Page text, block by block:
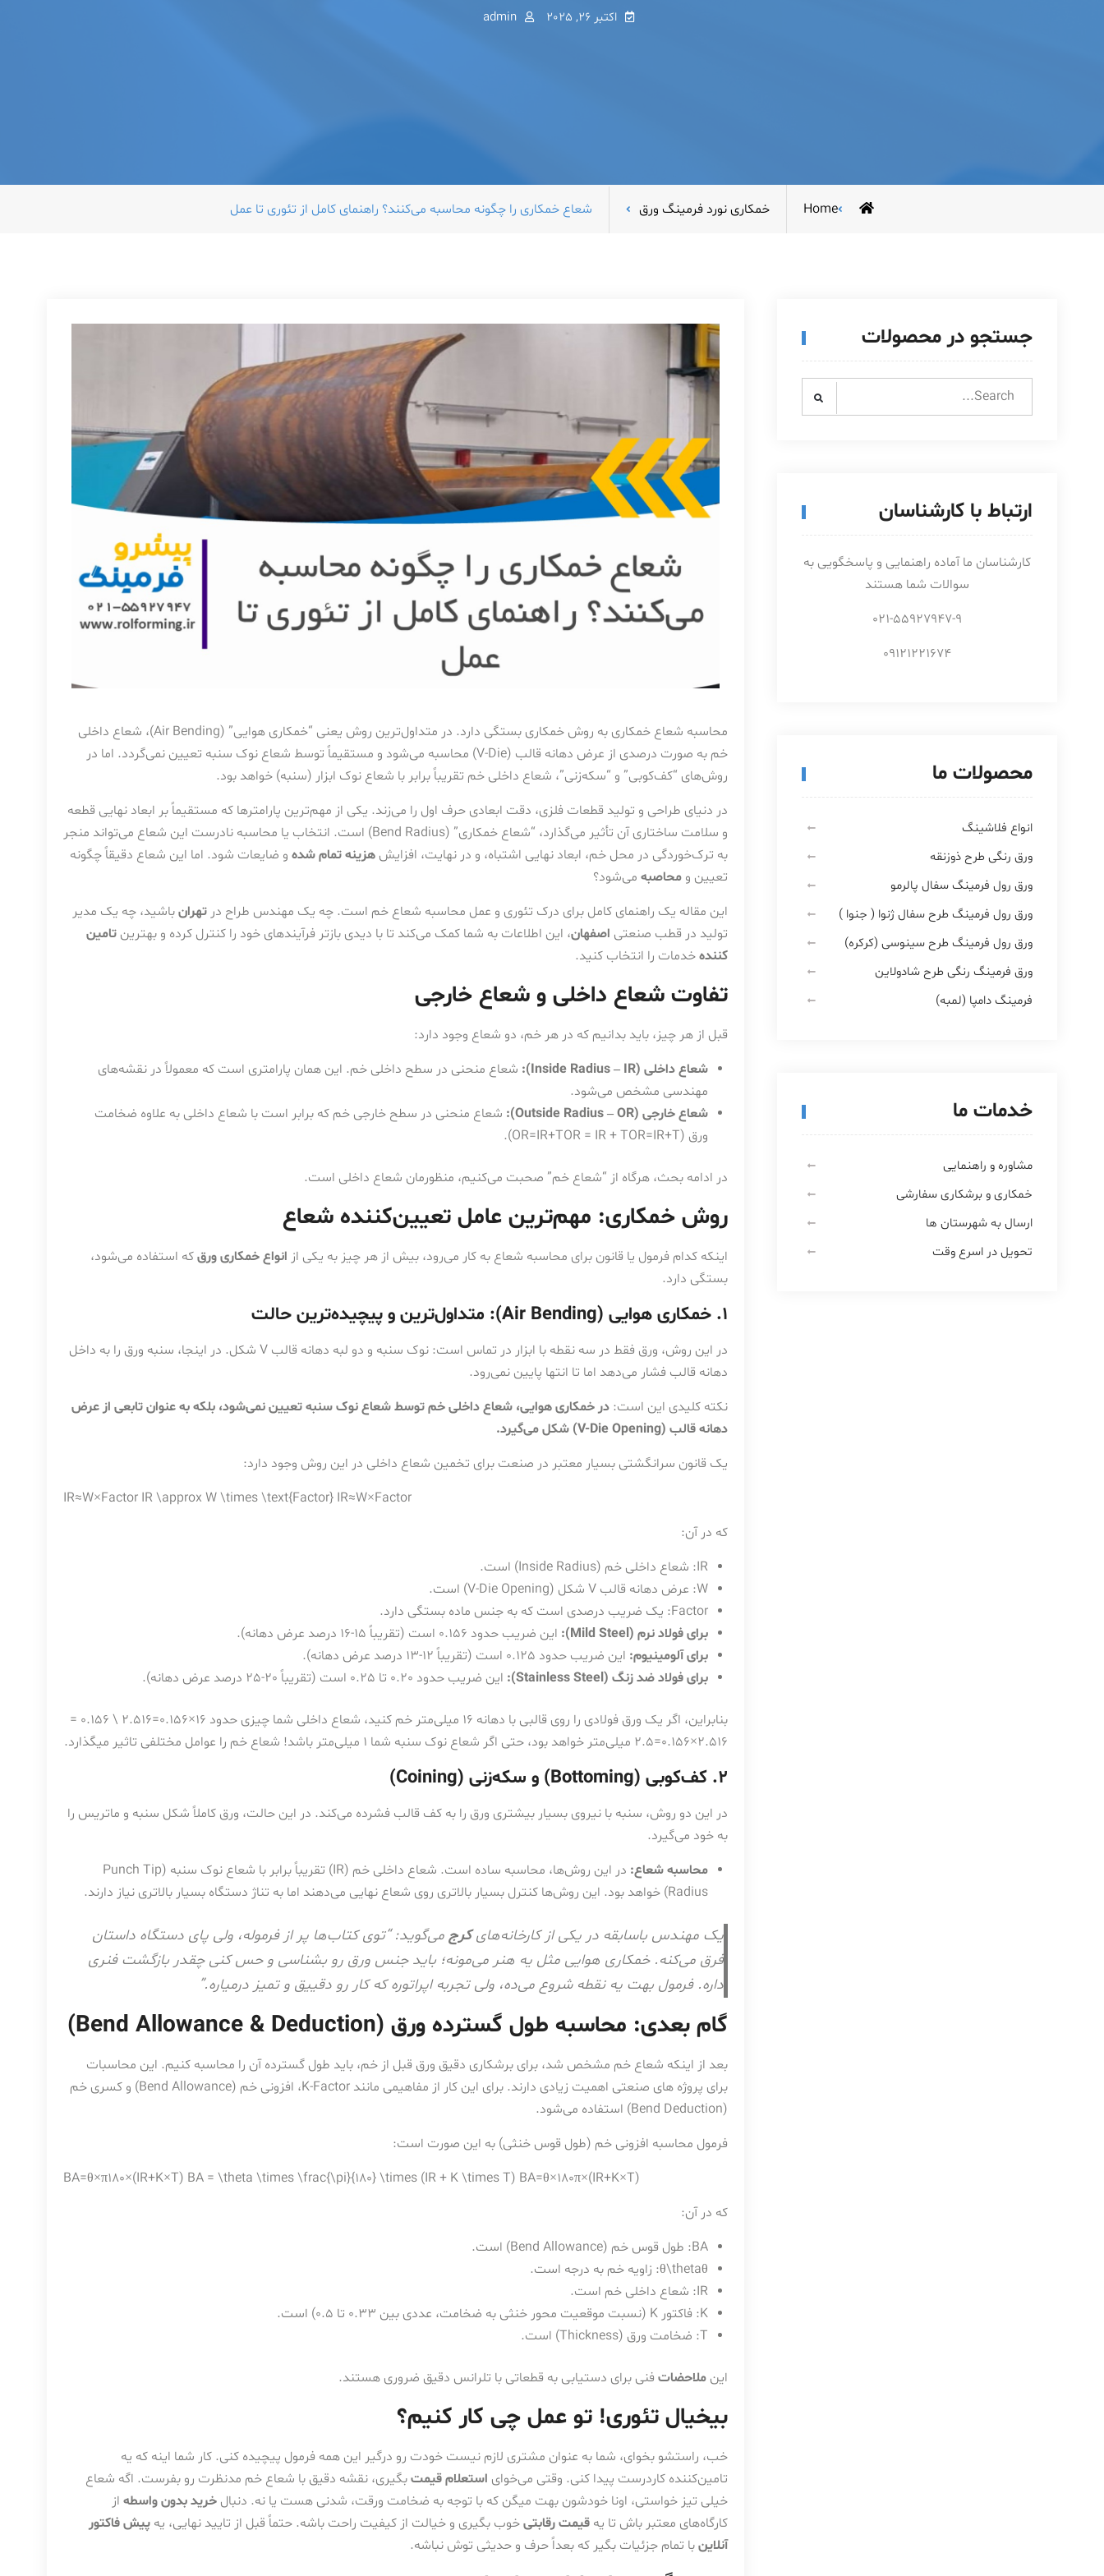
اکتبر 26, 2025 admin
Home خمکاری نورد فرمینگ ورق شعاع خمکاری را چگونه محاسبه می‌کنند؟ راهنمای کامل از تئوری تا عمل
محاسبه شعاع خمکاری به روش خمکاری بستگی دارد. در متداول‌ترین روش یعنی “خمکاری هوایی” (Air Bending)، شعاع داخلی
خم به صورت درصدی از عرض دهانه قالب (V-Die) محاسبه می‌شود و مستقیماً توسط شعاع نوک سنبه تعیین نمی‌گردد. اما در
روش‌های “کف‌کوبی” و “سکه‌زنی”، شعاع داخلی خم تقریباً برابر با شعاع نوک ابزار (سنبه) خواهد بود.
در دنیای طراحی و تولید قطعات فلزی، دقت ابعادی حرف اول را می‌زند. یکی از مهم‌ترین پارامترها که مستقیماً بر ابعاد نهایی قطعه
و سلامت ساختاری آن تأثیر می‌گذارد، “شعاع خمکاری” (Bend Radius) است. انتخاب یا محاسبه نادرست این شعاع می‌تواند منجر
به ترک‌خوردگی در محل خم، ابعاد نهایی اشتباه، و در نهایت، افزایش هزینه تمام شده و ضایعات شود. اما این شعاع دقیقاً چگونه
تعیین و محاصبه می‌شود؟
این مقاله یک راهنمای کامل برای درک تئوری و عمل محاسبه شعاع خم است. چه یک مهندس طراح در تهرانباشید، چه یک مدیر
تولید در قطب صنعتی اصفهان، این اطلاعات به شما کمک می‌کند تا با دیدی بازتر فرآیندهای خود را کنترل کرده و بهترین تامین
کنندهخدمات را انتخاب کنید.
تفاوت شعاع داخلی و شعاع خارجی
قبل از هر چیز، باید بدانیم که در هر خم، دو شعاع وجود دارد:
شعاع داخلی (Inside Radius – IR):
شعاع منحنی در سطح داخلی خم. این همان پارامتری است که معمولاً در نقشه‌های
مهندسی مشخص می‌شود.
شعاع خارجی (Outside Radius – OR):
شعاع منحنی در سطح خارجی خم که برابر است با شعاع داخلی به علاوه ضخامت
ورق (
OR=IR+TOR = IR + TOR=IR+T
).
در ادامه بحث، هرگاه از “شعاع خم” صحبت می‌کنیم، منظورمان شعاع داخلی است.
روش خمکاری: مهم‌ترین عامل تعیین‌کننده شعاع
اینکه کدام فرمول یا قانون برای محاسبه شعاع به کار می‌رود، بیش از هر چیز به یکی از انواع خمکاری ورقکه استفاده می‌شود،
بستگی دارد.
۱. خمکاری هوایی (Air Bending): متداول‌ترین و پیچیده‌ترین حالت
در این روش، ورق فقط در سه نقطه با ابزار در تماس است: نوک سنبه و دو لبه دهانه قالب V شکل. در اینجا، سنبه ورق را به داخل
دهانه قالب فشار می‌دهد اما تا انتها پایین نمی‌رود.
نکته کلیدی این است: در خمکاری هوایی، شعاع داخلی خم توسط شعاع نوک سنبه تعیین نمی‌شود، بلکه به عنوان تابعی از عرض
دهانه قالب (V-Die Opening) شکل می‌گیرد.
یک قانون سرانگشتی بسیار معتبر در صنعت برای تخمین شعاع داخلی در این روش وجود دارد:
IR≈W×Factor IR \approx W \times \text{Factor} IR≈W×Factor
که در آن:
IR: شعاع داخلی خم (Inside Radius) است.
W: عرض دهانه قالب V شکل (V-Die Opening) است.
Factor: یک ضریب درصدی است که به جنس ماده بستگی دارد.
برای فولاد نرم (Mild Steel):
این ضریب حدود 0.156 است (تقریباً 15-16 درصد عرض دهانه).
برای آلومینیوم: این ضریب حدود 0.125 است (تقریباً 12-13 درصد عرض دهانه).
برای فولاد ضد زنگ (Stainless Steel):
این ضریب حدود 0.20 تا 0.25 است (تقریباً 20-25 درصد عرض دهانه).
بنابراین، اگر یک ورق فولادی را روی قالبی با دهانه 16 میلی‌متر خم کنید، شعاع داخلی شما چیزی حدود
16×0.156=2.516 \ 0.156 =
2.516
×
0.156
=
2.5 میلی‌متر خواهد بود، حتی اگر شعاع نوک سنبه شما 1 میلی‌متر باشد! شعاع خم را عوامل مختلفی تاثیر میگذارد.
۲. کف‌کوبی (Bottoming) و سکه‌زنی (Coining)
در این دو روش، سنبه با نیروی بسیار بیشتری ورق را به کف قالب فشرده می‌کند. در این حالت، ورق کاملاً شکل سنبه و ماتریس را
به خود می‌گیرد.
محاسبه شعاع:
در این روش‌ها، محاسبه ساده است. شعاع داخلی خم (IR) تقریباً برابر با شعاع نوک سنبه (Punch Tip
Radius) خواهد بود. این روش‌ها کنترل بسیار بالاتری روی شعاع نهایی می‌دهند اما به تناژ دستگاه بسیار بالاتری نیاز دارند.
یک مهندس باسابقه در یکی از کارخانه‌هایکرج می‌گوید: “توی کتاب‌ها پر از فرموله، ولی پای دستگاه داستان
فرق می‌کنه. خمکاری هوایی مثل یه هنر می‌مونه؛ باید جنس ورق رو بشناسی و حس کنی چقدر بازگشت فنری
داره. فرمول بهت یه نقطه شروع می‌ده، ولی تجربه اپراتوره که کار رو دقییق و تمیز درمیاره.”
گام بعدی: محاسبه طول گسترده ورق (Bend Allowance & Deduction)
بعد از اینکه شعاع خم مشخص شد، برای برشکاری دقیق ورق قبل از خم، باید طول گسترده آن را محاسبه کنیم. این محاسبات
برای پروژه های صنعتی اهمیت زیادی دارند. برای این کار از مفاهیمی مانند K-Factor، افزونی خم (Bend Allowance) و کسری خم
(Bend Deduction) استفاده می‌شود.
فرمول محاسبه افزونی خم (طول قوس خنثی) به این صورت است:
BA=θ×π180×(IR+K×T) BA = \theta \times \frac{\pi}{180} \times (IR + K \times T) BA=θ×180π×(IR+K×T)
که در آن:
BA: طول قوس خم (Bend Allowance) است.
θ\thetaθ
: زاویه خم به درجه است.
IR: شعاع داخلی خم است.
K: فاکتور K (نسبت موقعیت محور خنثی به ضخامت، عددی بین 0.33 تا 0.5) است.
T: ضخامت ورق (Thickness) است.
این ملاحضات فنی برای دستیابی به قطعاتی با تلرانس دقیق ضروری هستند.
بیخیال تئوری! تو عمل چی کار کنیم؟
خب، راستشو بخوای، شما به عنوان مشتری لازم نیست خودت رو درگیر این همه فرمول پیچیده کنی. کار شما اینه که یه
تامین‌کننده کاردرست پیدا کنی. وقتی می‌خوای استعلام قیمتبگیری، نقشه دقیق با شعاع خم مدنظرت رو بفرست. اگه شعاع
خیلی تیز خواستی، اونا خودشون بهت میگن که با توجه به ضخامت ورقت، شدنی هست یا نه. دنبال خرید بدون واسطه از
کارگاه‌های معتبر باش تا یه قیمت رقابتیخوب بگیری و خیالت از کیفیت راحت باشه. حتماً قبل از تایید نهایی، یه پیش فاکتور
آنلاینبا تمام جزئیات بگیر که بعداً حرف و حدیثی توش نباشه.
جستجو در محصولات
Search
ارتباط با کارشناسان
کارشناسان ما آماده راهنمایی و پاسخگویی به
سوالات شما هستند
021-55927947-9
09121221674
محصولات ما
انواع فلاشینگ
ورق رنگی طرح ذوزنقه
ورق رول فرمینگ سفال پالرمو
ورق رول فرمینگ طرح سفال ژنوا ( جنوا )
ورق رول فرمینگ طرح سینوسی (کرکره)
ورق فرمینگ رنگی طرح شادولاین
فرمینگ دامپا (لمبه)
خدمات ما
مشاوره و راهنمایی
خمکاری و برشکاری سفارشی
ارسال به شهرستان ها
تحویل در اسرع وقت